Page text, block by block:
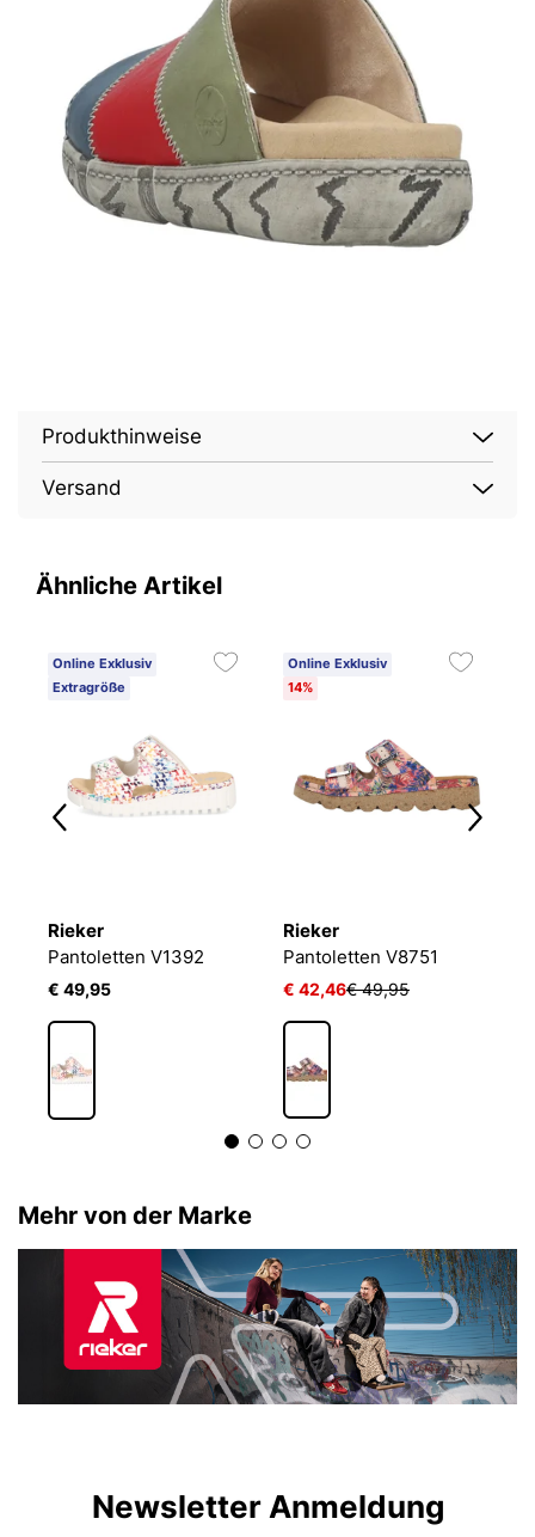
Produkthinweise
Versand
Ähnliche Artikel
Online Exklusiv
Extragröße
Rieker
Pantoletten V1392
€ 49,95
Online Exklusiv
14%
Rieker
Pantoletten V8751
€ 42,46€ 49,95
Mehr von der Marke
Newsletter Anmeldung